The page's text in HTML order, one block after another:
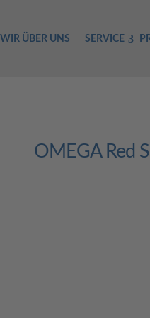
WIR ÜBER UNS SERVICE
OMEGA Red